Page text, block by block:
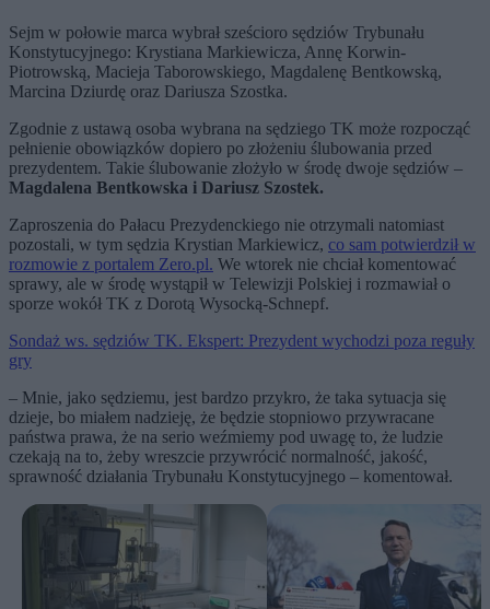
Sejm w połowie marca wybrał sześcioro sędziów Trybunału
Konstytucyjnego: Krystiana Markiewicza, Annę Korwin-
Piotrowską, Macieja Taborowskiego, Magdalenę Bentkowską,
Marcina Dziurdę oraz Dariusza Szostka.
Zgodnie z ustawą osoba wybrana na sędziego TK może rozpocząć
pełnienie obowiązków dopiero po złożeniu ślubowania przed
prezydentem. Takie ślubowanie złożyło w środę dwoje sędziów –
Magdalena Bentkowska i Dariusz Szostek.
Zaproszenia do Pałacu Prezydenckiego nie otrzymali natomiast
pozostali, w tym sędzia Krystian Markiewicz, co sam potwierdził w
rozmowie z portalem Zero.pl. We wtorek nie chciał komentować
sprawy, ale w środę wystąpił w Telewizji Polskiej i rozmawiał o
sporze wokół TK z Dorotą Wysocką-Schnepf.
Sondaż ws. sędziów TK. Ekspert: Prezydent wychodzi poza reguły
gry
– Mnie, jako sędziemu, jest bardzo przykro, że taka sytuacja się
dzieje, bo miałem nadzieję, że będzie stopniowo przywracane
państwa prawa, że na serio weźmiemy pod uwagę to, że ludzie
czekają na to, żeby wreszcie przywrócić normalność, jakość,
sprawność działania Trybunału Konstytucyjnego – komentował.